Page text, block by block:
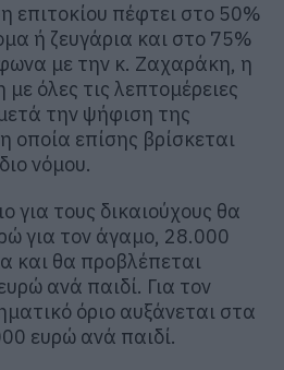
επιτοκίου πέφτει στο 50%
ή ζευγάρια και στο 75%
με την κ. Ζαχαράκη, η
όλες τις λεπτομέρειες
την ψήφιση της
οποία επίσης βρίσκεται
νόμου.
για τους δικαιούχους θα
για τον άγαμο, 28.000
και θα προβλέπεται
ανά παιδί. Για τον
όριο αυξάνεται στα
ευρώ ανά παιδί.